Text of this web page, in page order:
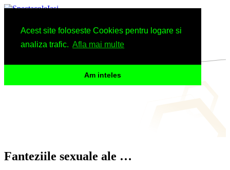
Acest site foloseste Cookies pentru logare si
analiza trafic. Afla mai multe
Am inteles
Spectacole
Arhiva
Informatii
Fanteziile sexuale ale …